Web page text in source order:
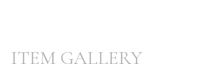
ITEM GALLERY